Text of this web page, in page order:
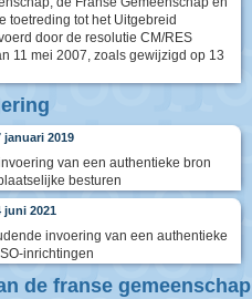
toetreding tot het Uitgebreid
door de resolutie CM/RES
11 mei 2007, zoals gewijzigd op 13
januari 2019
van een authentieke bron
besturen
juni 2021
invoering van een authentieke
inrichtingen
de franse gemeenschap